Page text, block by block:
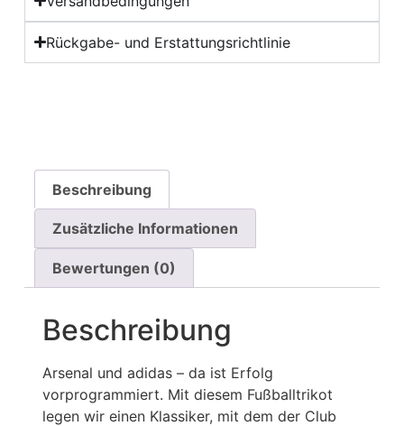
Rückgabe- und Erstattungsrichtlinie
Beschreibung
Zusätzliche Informationen
Bewertungen (0)
Beschreibung
Arsenal und adidas – da ist Erfolg
vorprogrammiert. Mit diesem Fußballtrikot
legen wir einen Klassiker, mit dem der Club